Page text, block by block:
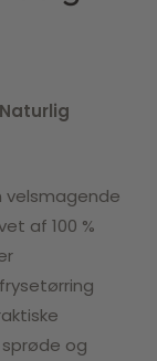
velsmagende
af 100 %
og